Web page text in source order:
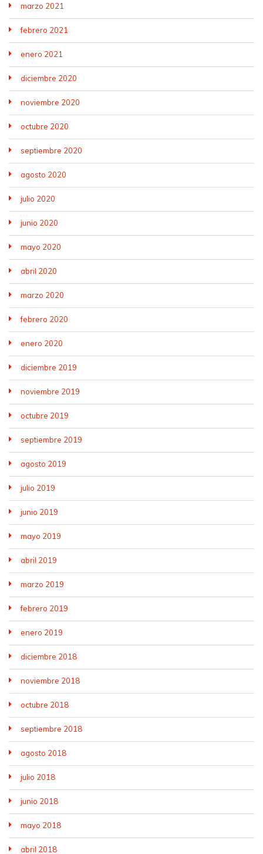
marzo 2021
febrero 2021
enero 2021
diciembre 2020
noviembre 2020
octubre 2020
septiembre 2020
agosto 2020
julio 2020
junio 2020
mayo 2020
abril 2020
marzo 2020
febrero 2020
enero 2020
diciembre 2019
noviembre 2019
octubre 2019
septiembre 2019
agosto 2019
julio 2019
junio 2019
mayo 2019
abril 2019
marzo 2019
febrero 2019
enero 2019
diciembre 2018
noviembre 2018
octubre 2018
septiembre 2018
agosto 2018
julio 2018
junio 2018
mayo 2018
abril 2018